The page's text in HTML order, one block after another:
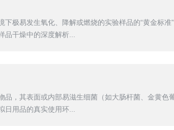
极易发生氧化、降解或燃烧的实验样品的“黄金标准
干燥中的深度解析...
，其表面或内部易滋生细菌（如大肠杆菌、金黄色
用品的真实使用环...